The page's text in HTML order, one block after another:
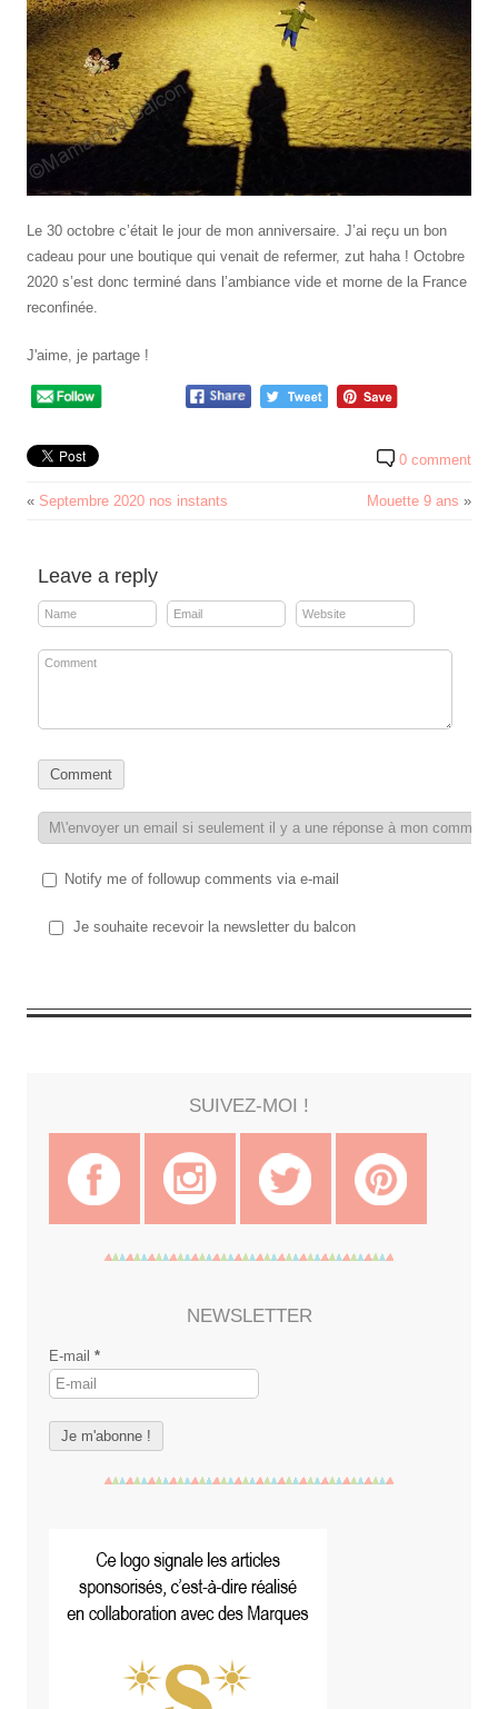
Le 30 octobre c’était le jour de mon anniversaire. J’ai reçu un bon
cadeau pour une boutique qui venait de refermer, zut haha ! Octobre
2020 s’est donc terminé dans l’ambiance vide et morne de la France
reconfinée.
J'aime, je partage !
0 comment
« Septembre 2020 nos instants Mouette 9 ans »
Leave a reply
Notify me of followup comments via e-mail
Je souhaite recevoir la newsletter du balcon
SUIVEZ-MOI !
NEWSLETTER
E-mail *